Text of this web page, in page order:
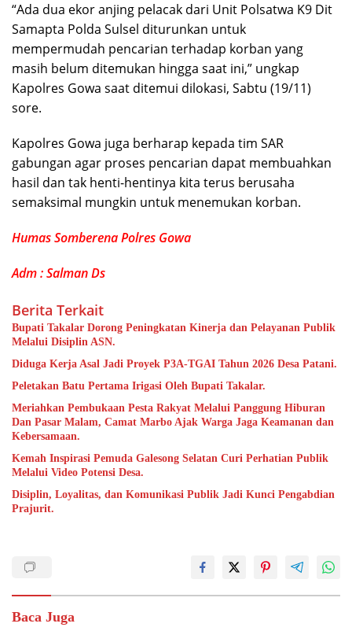
“Ada dua ekor anjing pelacak dari Unit Polsatwa K9 Dit
Samapta Polda Sulsel diturunkan untuk
mempermudah pencarian terhadap korban yang
masih belum ditemukan hingga saat ini,” ungkap
Kapolres Gowa saat ditemui dilokasi, Sabtu (19/11)
sore.
Kapolres Gowa juga berharap kepada tim SAR
gabungan agar proses pencarian dapat membuahkan
hasil dan tak henti-hentinya kita terus berusaha
semaksimal mungkin untuk menemukan korban.
Humas Somberena Polres Gowa
Adm : Salman Ds
Berita Terkait
Bupati Takalar Dorong Peningkatan Kinerja dan Pelayanan Publik
Melalui Disiplin ASN.
Diduga Kerja Asal Jadi Proyek P3A-TGAI Tahun 2026 Desa Patani.
Peletakan Batu Pertama Irigasi Oleh Bupati Takalar.
Meriahkan Pembukaan Pesta Rakyat Melalui Panggung Hiburan
Dan Pasar Malam, Camat Marbo Ajak Warga Jaga Keamanan dan
Kebersamaan.
Kemah Inspirasi Pemuda Galesong Selatan Curi Perhatian Publik
Melalui Video Potensi Desa.
Disiplin, Loyalitas, dan Komunikasi Publik Jadi Kunci Pengabdian
Prajurit.
Baca Juga